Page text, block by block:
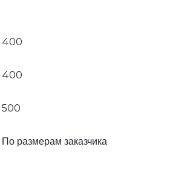
400
400
500
По размерам заказчика